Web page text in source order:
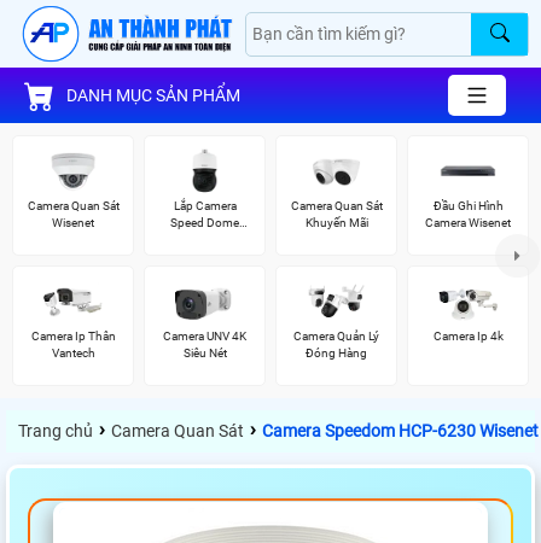
DANH MỤC SẢN PHẨM
Camera Quan Sát
Wisenet
Lắp Camera
Speed Dome
Camera Quan Sát
Khuyến Mãi
Đầu Ghi Hình
Camera Wisenet
Camera Ip Thân
Vantech
Camera UNV 4K
Siêu Nét
Camera Quản Lý
Đóng Hàng
Camera Ip 4k
Trang chủ › Camera Quan Sát › Camera Speedom HCP-6230 Wisenet